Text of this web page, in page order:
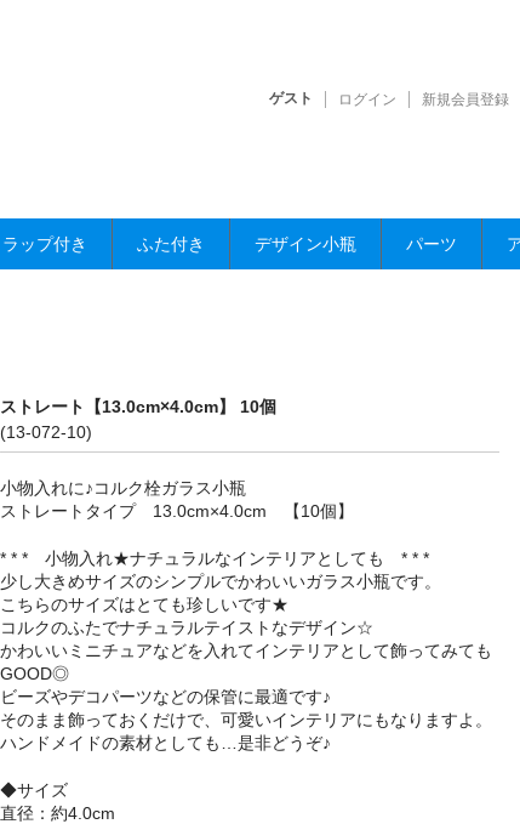
ゲスト ログイン 新規会員登録
ップ付き ふた付き デザイン小瓶 パーツ
ストレート【13.0cm×4.0cm】 10個
(13-072-10)
小物入れに♪コルク栓ガラス小瓶
ストレートタイプ 13.0cm×4.0cm 【10個】
* * * 小物入れ★ナチュラルなインテリアとしても * * *
少し大きめサイズのシンプルでかわいいガラス小瓶です。
こちらのサイズはとても珍しいです★
コルクのふたでナチュラルテイストなデザイン☆
かわいいミニチュアなどを入れてインテリアとして飾ってみても
GOOD◎
ビーズやデコパーツなどの保管に最適です♪
そのまま飾っておくだけで、可愛いインテリアにもなりますよ。
ハンドメイドの素材としても…是非どうぞ♪
◆サイズ
直径：約4.0cm